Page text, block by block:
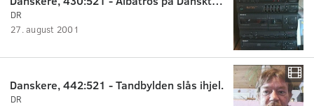
DR
27. august 2001
Danskere, 442:521 - Tandbylden slås ihjel.
DR